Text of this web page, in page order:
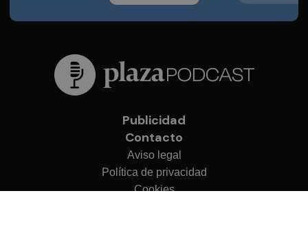
Publicidad
Contacto
Aviso legal
Política de privacidad
Cookies